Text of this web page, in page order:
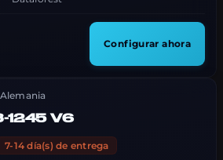
Configurar ahora
1245 V6
7-14 día(s) de entrega